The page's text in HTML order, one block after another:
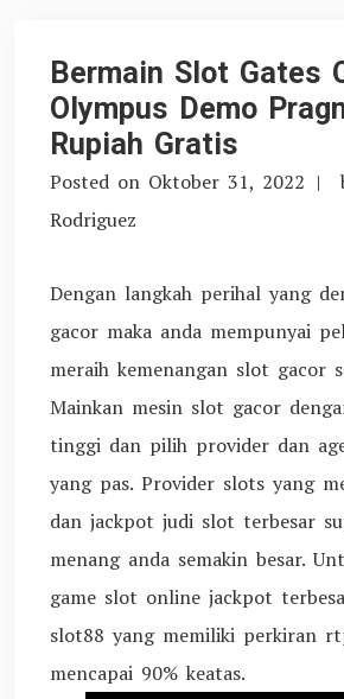
Bermain Slot Gates
Olympus Demo
Rupiah Gratis
Posted on Oktober 31, 2022
Rodriguez
Dengan langkah perihal yang
gacor maka anda mempunyai
meraih kemenangan slot gacor
Mainkan mesin slot gacor
tinggi dan pilih provider dan
yang pas. Provider slots yang
dan jackpot judi slot terbesar
menang anda semakin besar.
game slot online jackpot
slot88 yang memiliki perkiran
mencapai 90% keatas.